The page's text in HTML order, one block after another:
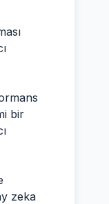
bir
zeka